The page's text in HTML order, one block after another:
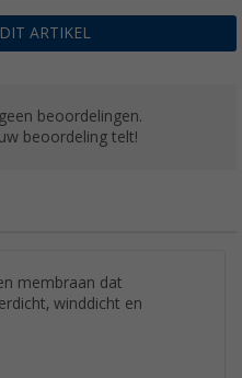
ARTIKEL
beoordelingen.
beoordeling telt!
membraan dat
winddicht en